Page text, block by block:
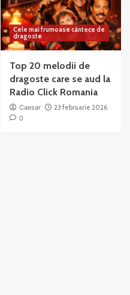
Cele mai frumoase cântece de
dragoste
Top 20 melodii de
dragoste care se aud la
Radio Click Romania
Caesar
23 februarie 2026
0